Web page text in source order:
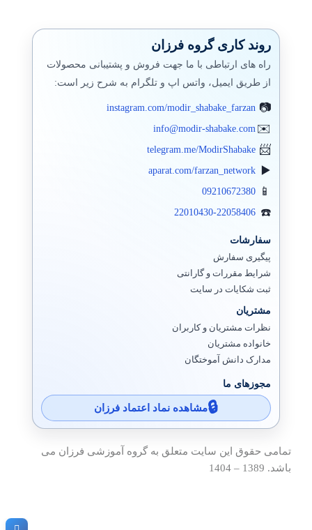
روند کاری گروه فرزان
راه های ارتباطی با ما جهت فروش و پشتیبانی محصولات
از طریق ایمیل، واتس اپ و تلگرام به شرح زیر است:
instagram.com/modir_shabake_farzan
info@modir-shabake.com
telegram.me/ModirShabake
aparat.com/farzan_network
09210672380
22010430-22058406
سفارشات
پیگیری سفارش
شرایط مقررات و گارانتی
ثبت شکایات در سایت
مشتریان
نظرات مشتریان و کاربران
خانواده مشتریان
مدارک دانش آموختگان
مجوزهای ما
مشاهده نماد اعتماد فرزان
تمامی حقوق این سایت متعلق به گروه آموزشی فرزان می
باشد. 1389 – 1404